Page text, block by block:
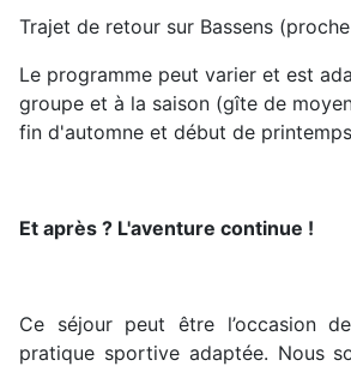
Trajet de retour sur Bassens
Le programme peut varier et est
groupe et à la saison (gîte de
fin d'automne et début de
Et après ? L'aventure continue !
Ce séjour peut être l’occasion
pratique sportive adaptée. Nous